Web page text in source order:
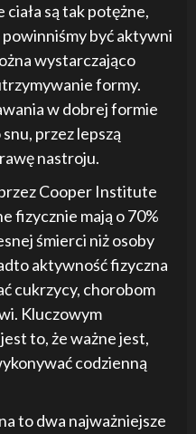
są tak potężne,
być aktywni
wystarczająco
formy.
w dobrej formie
przez lepszą
nastroju.
Cooper Institute
fizycznie mają o 70%
śmierci niż osoby
aktywność fizyczna
cukrzycy, chorobom
Kluczowym
to, że ważne jest,
codzienną
to dwa najważniejsze